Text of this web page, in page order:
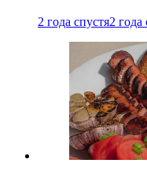
2 года спустя2 года